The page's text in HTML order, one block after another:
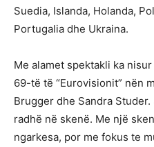
Suedia, Islanda, Holanda,
Portugalia dhe Ukraina.
Me alamet spektakli ka
69-të të “Eurovisionit” nën
Brugger dhe Sandra
radhë në skenë. Me një
ngarkesa, por me fokus te